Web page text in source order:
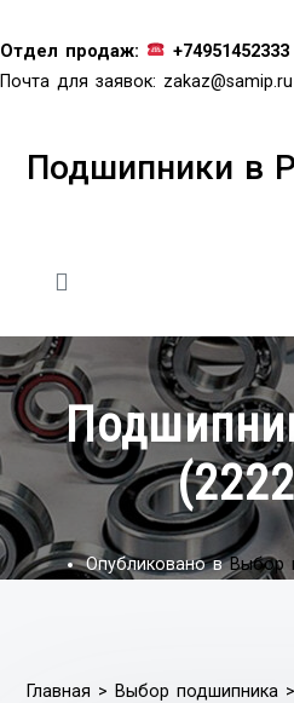
к
содержимому
Отдел продаж:
+74951452333
Почта для заявок: zakaz@samip.ru
Подшипники в
Опубликовано вВыбор
Главная > Выбор подшипника >